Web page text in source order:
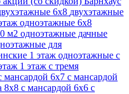
6х8 двухэтажные
одноэтажные 6х8
м2 одноэтажные дачные
для
1 этаж одноэтажные с
1 этаж с тремя
мансардой 6х7 с мансардой
с мансардой 6х6 с